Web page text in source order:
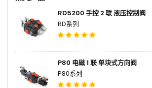
RD5200 手控 2 联 液压控制阀
RD系列
P80 电磁 1 联 单块式方向阀
P80系列